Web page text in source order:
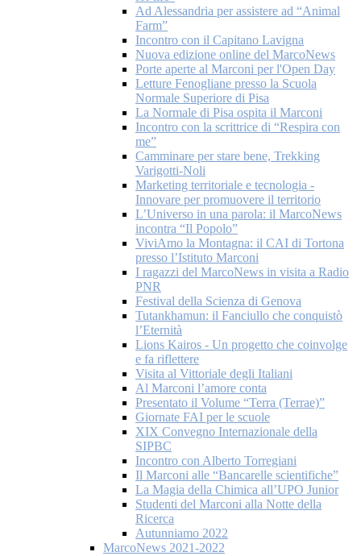
Ad Alessandria per assistere ad “Animal
Farm”
Incontro con il Capitano Lavigna
Nuova edizione online del MarcoNews
Porte aperte al Marconi per l'Open Day
Letture Fenogliane presso la Scuola
Normale Superiore di Pisa
La Normale di Pisa ospita il Marconi
Incontro con la scrittrice di “Respira con
me”
Camminare per stare bene, Trekking
Varigotti-Noli
Marketing territoriale e tecnologia -
Innovare per promuovere il territorio
L’Universo in una parola: il MarcoNews
incontra “Il Popolo”
ViviAmo la Montagna: il CAI di Tortona
presso l’Istituto Marconi
I ragazzi del MarcoNews in visita a Radio
PNR
Festival della Scienza di Genova
Tutankhamun: il Fanciullo che conquistò
l’Eternità
Lions Kairos - Un progetto che coinvolge
e fa riflettere
Visita al Vittoriale degli Italiani
Al Marconi l’amore conta
Presentato il Volume “Terra (Terrae)”
Giornate FAI per le scuole
XIX Convegno Internazionale della
SIPBC
Incontro con Alberto Torregiani
Il Marconi alle “Bancarelle scientifiche”
La Magia della Chimica all’UPO Junior
Studenti del Marconi alla Notte della
Ricerca
Autunniamo 2022
MarcoNews 2021-2022